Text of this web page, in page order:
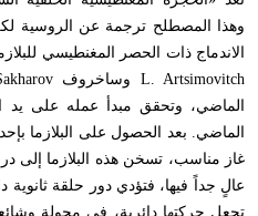
وهذا المصطلح ترجمة عن الروسية
الاندماج ذات الحصر المغنطيسي
L. Artsimovitch وساخروف
الماضي، وتحقق مبدأ عمله على يد
الماضي. بعد الحصول على البلازما
غاز مناسب، تسخن هذه البلازما إلى
عالٍ جداً فيها، فتؤدي دور حلقة ثانوية
تجعل حركتها دائرية، في محولةٍ